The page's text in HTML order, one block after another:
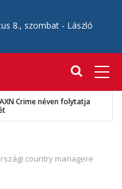
8., szombat - László
Crime néven folytatja
country managere